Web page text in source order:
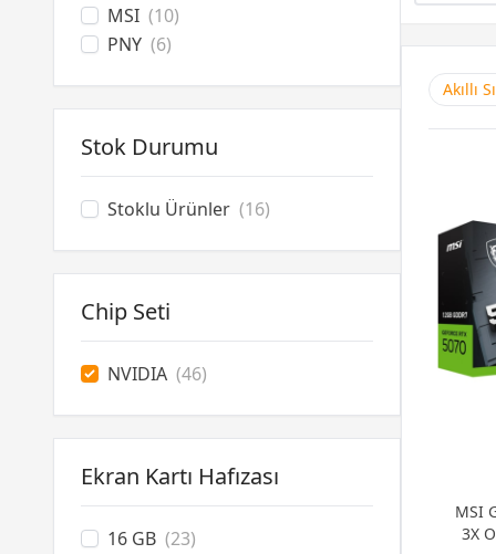
MSI (10)
PNY (6)
Stok Durumu
Stoklu Ürünler (16)
Chip Seti
NVIDIA (46)
Ekran Kartı Hafızası
16 GB (23)
Akıllı
MSI
3X